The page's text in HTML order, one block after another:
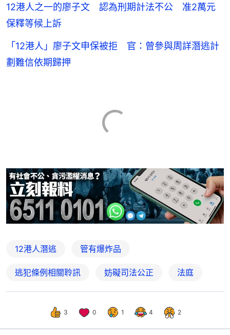
12港人之一的廖子文 認為刑期計法不公 准2萬元
保釋等候上訴
「12港人」廖子文申保被拒 官：曾參與周詳潛逃計
劃難信依期歸押
12港人潛逃 管有爆炸品
逃犯條例相關聆訊 妨礙司法公正 法庭
3 0 1 4 2